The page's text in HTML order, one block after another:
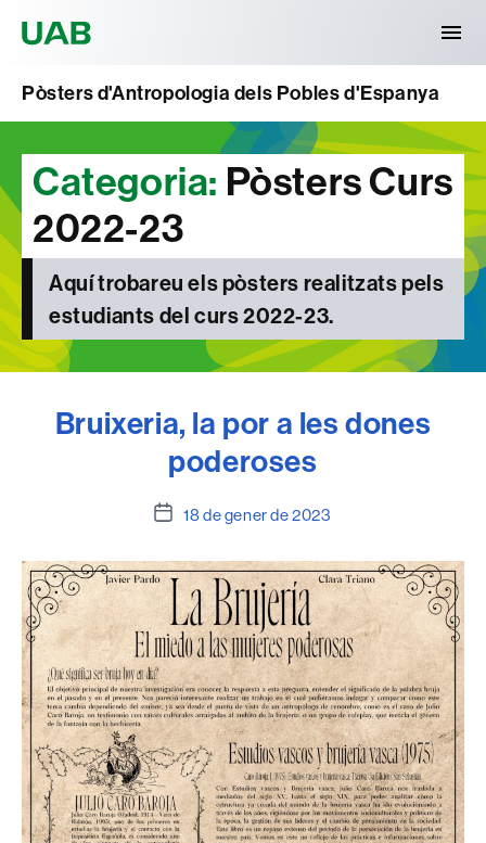
Pòsters d'Antropologia dels Pobles d'Espanya
Categoria: Pòsters Curs
2022-23
Aquí trobareu els pòsters realitzats pels
estudiants del curs 2022-23.
Bruixeria, la por a les dones
poderoses
Data
l'entrada
18 de gener de 2023